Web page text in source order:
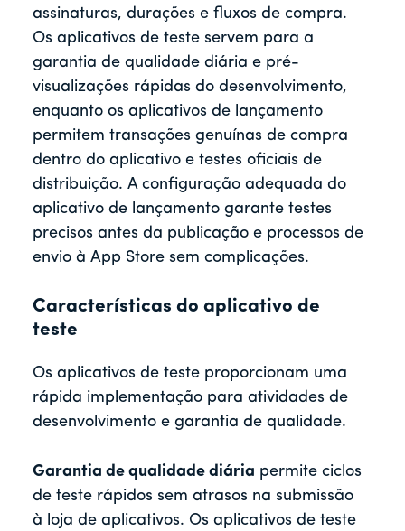
assinaturas, durações e fluxos de compra.
Os aplicativos de teste servem para a
garantia de qualidade diária e pré-
visualizações rápidas do desenvolvimento,
enquanto os aplicativos de lançamento
permitem transações genuínas de compra
dentro do aplicativo e testes oficiais de
distribuição. A configuração adequada do
aplicativo de lançamento garante testes
precisos antes da publicação e processos de
envio à App Store sem complicações.
Características do aplicativo de
teste
Os aplicativos de teste proporcionam uma
rápida implementação para atividades de
desenvolvimento e garantia de qualidade.
Garantia de qualidade diária permite ciclos
de teste rápidos sem atrasos na submissão
à loja de aplicativos. Os aplicativos de teste